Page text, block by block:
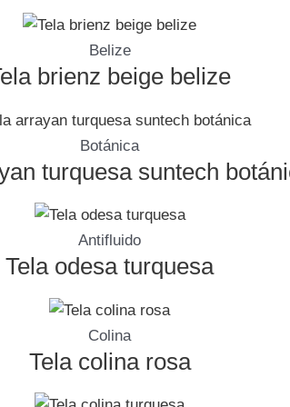
Belize
brienz beige belize
Botánica
turquesa suntech
Antifluido
Tela odesa turquesa
Colina
Tela colina rosa